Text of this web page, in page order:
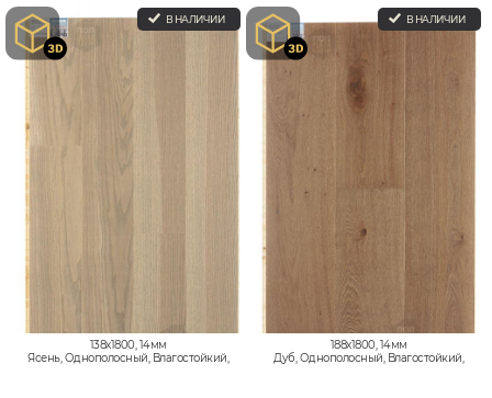
В НАЛИЧИИ
138x1800, 14мм
Ясень, Однополосный, Влагостойкий,
В НАЛИЧИИ
188x1800, 14мм
Дуб, Однополосный, Влагостойкий,